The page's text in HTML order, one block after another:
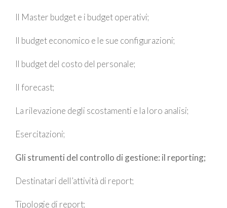
Il Master budget e i budget operativi;
Il budget economico e le sue configurazioni;
Il budget del costo del personale;
Il forecast;
La rilevazione degli scostamenti e la loro analisi;
Esercitazioni;
Gli strumenti del controllo di gestione: il reporting;
Destinatari dell’attività di report;
Tipologie di report;